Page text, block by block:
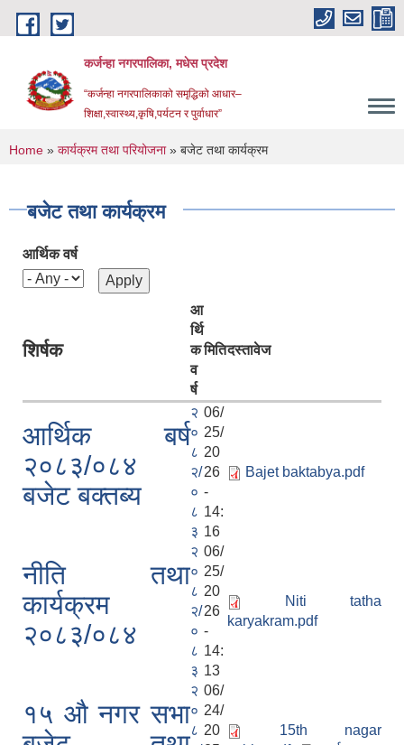
Skip to main content
कर्जन्हा नगरपालिका, मधेस प्रदेश
“कर्जन्हा नगरपालिकाको समृद्धिको आधार–
शिक्षा,स्वास्थ्य,कृषि,पर्यटन र पुर्वाधार”
You are here
Home » कार्यक्रम तथा परियोजना» बजेट तथा कार्यक्रम
बजेट तथा कार्यक्रम
आर्थिक वर्ष
शिर्षक
आ
र्थि
क
व
र्ष
मितिदस्तावेज
आर्थिक बर्ष
२०८३/०८४
बजेट बक्तब्य
२
०
८
२/
०
८
३
06/
25/
20
26
-
14:
16
Bajet baktabya.pdf
नीति तथा
कार्यक्रम
२०८३/०८४
२
०
८
२/
०
८
३
06/
25/
20
26
-
14:
13
Niti tatha
karyakram.pdf
१५ औ नगर सभा
२
०
८
06/
24/
20
15th nagar